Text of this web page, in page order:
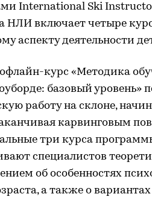
International Ski
НЛИ включает четыре
аспекту деятельности
курс «Методика
базовый уровень»
работу на склоне,
карвинговым
три курса
специалистов
об особенностях
а также о